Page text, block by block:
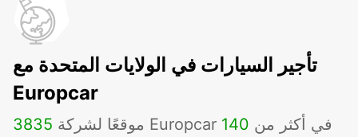
تأجير السيارات في الولايات المتحدة مع
Europcar
3835 موقعًا لشركة Europcar في أكثر من 140